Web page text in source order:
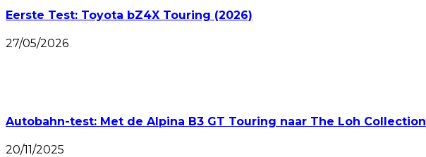
Eerste Test: Toyota bZ4X Touring (2026)
27/05/2026
Autobahn-test: Met de Alpina B3 GT Touring naar The Loh Collection
20/11/2025